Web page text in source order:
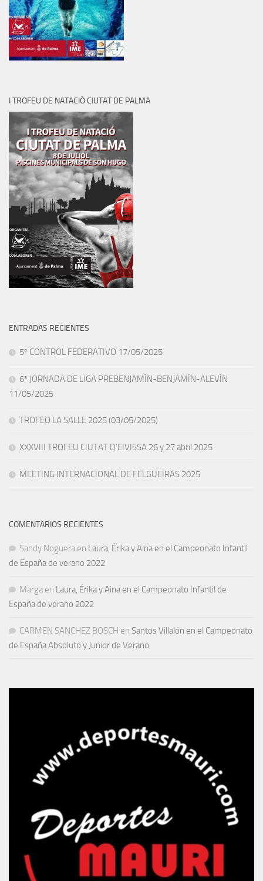
I TROFEU DE NATACIÓ CIUTAT DE PALMA
ENTRADAS RECIENTES
5º CONTROL FEDERATIVO 17/05/2025
6ª JORNADA DE LIGA PREBENJAMÍN-BENJAMÍN-ALEVÍN
11/05/2025
TROFEO LA SALLE 2025 (03/05/2025)
XXXVIII TROFEU CIUTAT D’EIVISSA 26 y 27 abril 2025
MEETING INTERNACIONAL DE FELGUEIRAS 2025
COMENTARIOS RECIENTES
Sandy Noguera en Laura, Érika y Aina en el Campeonato Infantil
de España de verano 2022
Marga en Laura, Érika y Aina en el Campeonato Infantil de
España de verano 2022
CARMEN SANCHEZ BOSCH en Santos Villalón en el Campeonato
de España Absoluto y Junior de Verano